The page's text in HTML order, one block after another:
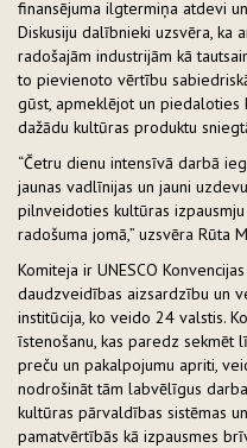
finansējuma ilgtermiņa atdevi
Diskusiju dalībnieki uzsvēra,
radošajām industrijām kā
to pievienoto vērtību
gūst, apmeklējot un piedaloties
dažādu kultūras produktu
“Četru dienu intensīvā darbā
jaunas vadlīnijas un jauni
pilnveidoties kultūras
radošuma jomā,” uzsvēra Rūta
Komiteja ir UNESCO
daudzveidības aizsardzību un
institūcija, ko veido 24 valstis.
īstenošanu, kas paredz sekmēt
preču un pakalpojumu apriti,
nodrošināt tām labvēlīgus
kultūras pārvaldības sistēmas
pamatvērtībās kā izpausmes